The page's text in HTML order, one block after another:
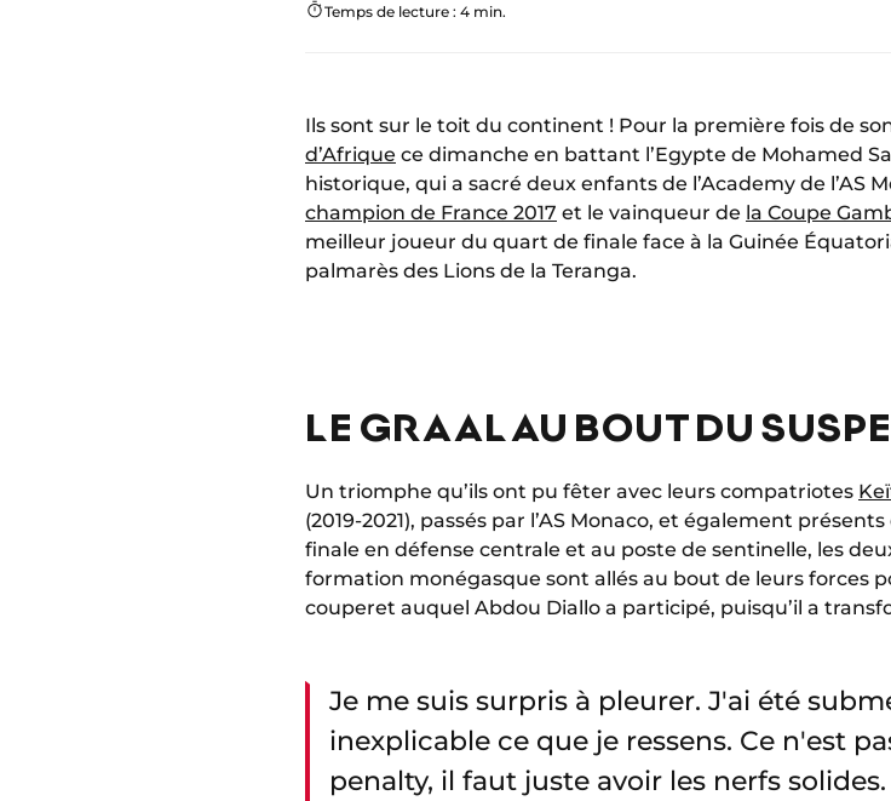
Temps de lecture : 4 min.
Ils sont sur le toit du continent ! Pour la première fois de
d’Afrique ce dimanche en battant l’Egypte de Mohamed
historique, qui a sacré deux enfants de l’Academy de l’AS
champion de France 2017 et le vainqueur de la Coupe
meilleur joueur du quart de finale face à la Guinée
palmarès des Lions de la Teranga.
LE GRAAL AU BOUT DU
Un triomphe qu’ils ont pu fêter avec leurs compatriotes
(2019-2021), passés par l’AS Monaco, et également
finale en défense centrale et au poste de sentinelle, les
formation monégasque sont allés au bout de leurs forces
couperet auquel Abdou Diallo a participé, puisqu’il a
Je me suis surpris à pleurer. J'ai été
inexplicable ce que je ressens. Ce n'est
penalty, il faut juste avoir les nerfs